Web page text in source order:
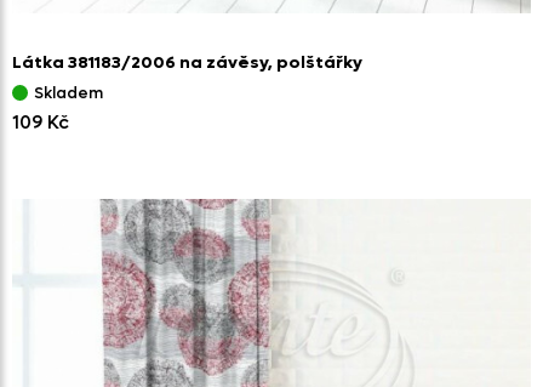
Látka 381183/2006 na závěsy, polštářky
Skladem
109 Kč